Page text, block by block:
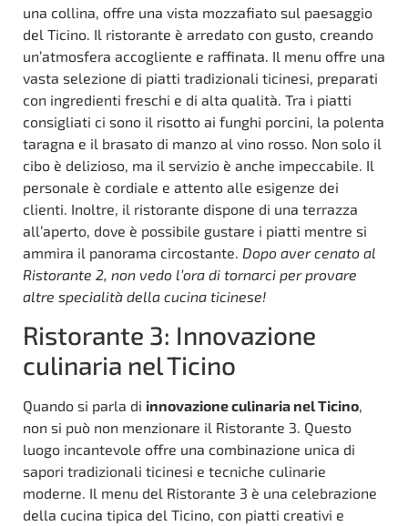
una collina, offre una vista mozzafiato sul paesaggio
del Ticino. Il ristorante è arredato con gusto, creando
un’atmosfera accogliente e raffinata. Il menu offre una
vasta selezione di piatti tradizionali ticinesi, preparati
con ingredienti freschi e di alta qualità. Tra i piatti
consigliati ci sono il risotto ai funghi porcini, la polenta
taragna e il brasato di manzo al vino rosso. Non solo il
cibo è delizioso, ma il servizio è anche impeccabile. Il
personale è cordiale e attento alle esigenze dei
clienti. Inoltre, il ristorante dispone di una terrazza
all’aperto, dove è possibile gustare i piatti mentre si
ammira il panorama circostante. Dopo aver cenato al
Ristorante 2, non vedo l’ora di tornarci per provare
altre specialità della cucina ticinese!
Ristorante 3: Innovazione
culinaria nel Ticino
Quando si parla di innovazione culinaria nel Ticino,
non si può non menzionare il Ristorante 3. Questo
luogo incantevole offre una combinazione unica di
sapori tradizionali ticinesi e tecniche culinarie
moderne. Il menu del Ristorante 3 è una celebrazione
della cucina tipica del Ticino, con piatti creativi e